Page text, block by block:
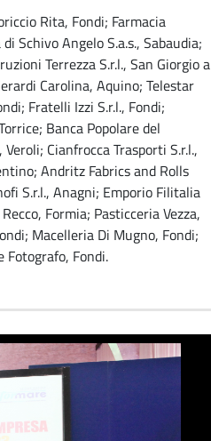
Rita, Fondi; Farmacia
Schivo Angelo S.a.s., Sabaudia;
Terrezza S.r.l., San Giorgio a
Carolina, Aquino; Telestar
Fratelli Izzi S.r.l., Fondi;
Banca Popolare del
Cianfrocca Trasporti S.r.l.,
Andritz Fabrics and Rolls
S.r.l., Anagni; Emporio Filitalia
Formia; Pasticceria Vezza,
Macelleria Di Mugno, Fondi;
Fotografo, Fondi.